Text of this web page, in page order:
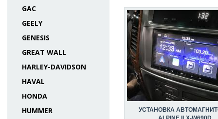
GAC
GEELY
GENESIS
GREAT WALL
HARLEY-DAVIDSON
HAVAL
HONDA
HUMMER
УСТАНОВКА